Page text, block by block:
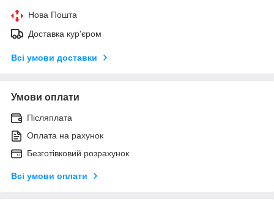
Нова Пошта
Доставка кур'єром
Всі умови доставки
Умови оплати
Післяплата
Оплата на рахунок
Безготівковий розрахунок
Всі умови оплати